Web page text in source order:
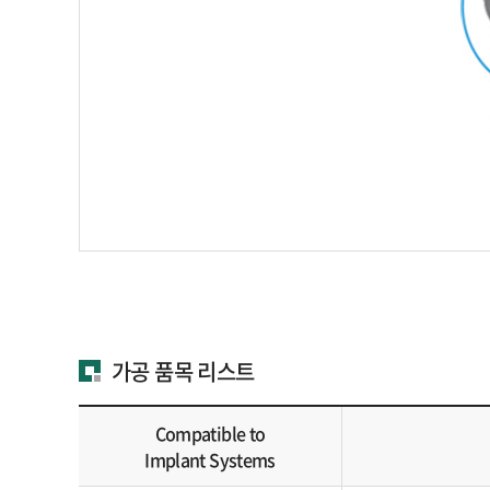
가공 품목 리스트
Compatible to
Implant Systems